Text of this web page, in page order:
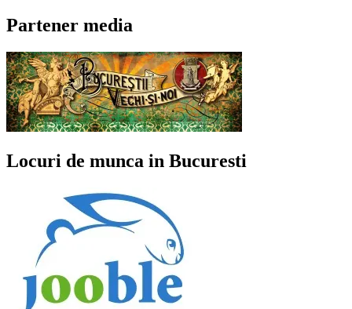
Partener media
Locuri de munca in Bucuresti